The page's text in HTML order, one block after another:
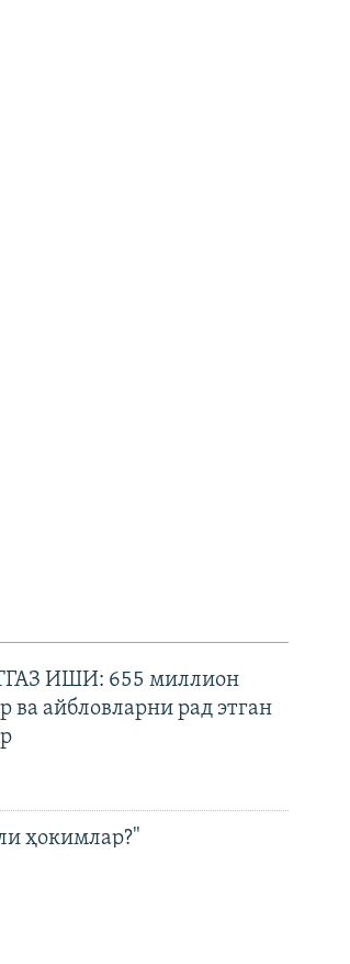
ИШИ: 655 миллион
ва айбловларни рад этган
ҳокимлар?"